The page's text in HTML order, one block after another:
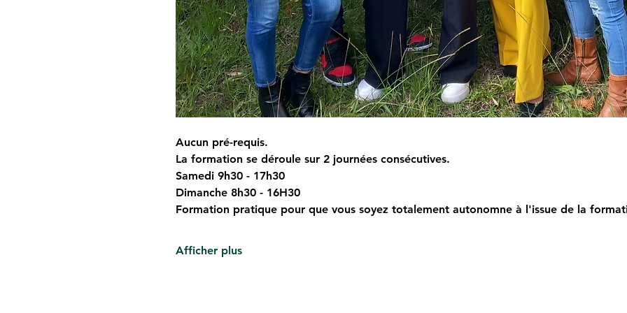
Aucun pré-requis.
La formation se déroule sur 2 journées consécutives.
Samedi 9h30 - 17h30
Dimanche 8h30 - 16H30
Formation pratique pour que vous soyez totalement autonomne à l'issue de la
Afficher plus